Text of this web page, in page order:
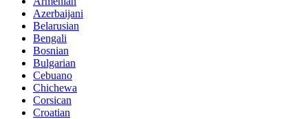
Azerbaijani
Belarusian
Bengali
Bosnian
Bulgarian
Cebuano
Chichewa
Corsican
Croatian